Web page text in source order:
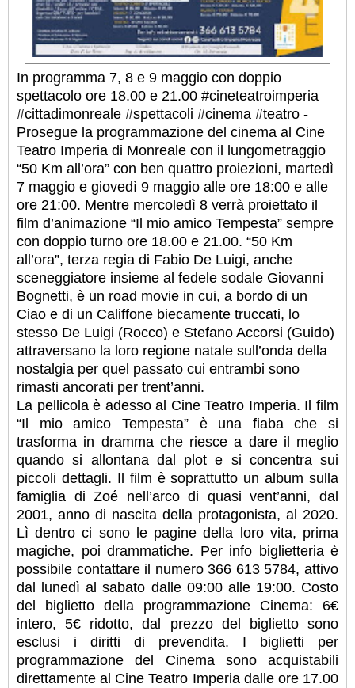
In programma 7, 8 e 9 maggio con doppio
spettacolo ore 18.00 e 21.00 #cineteatroimperia
#cittadimonreale #spettacoli #cinema #teatro -
Prosegue la programmazione del cinema al Cine
Teatro Imperia di Monreale con il lungometraggio
“50 Km all’ora” con ben quattro proiezioni, martedì
7 maggio e giovedì 9 maggio alle ore 18:00 e alle
ore 21:00. Mentre mercoledì 8 verrà proiettato il
film d’animazione “Il mio amico Tempesta” sempre
con doppio turno ore 18.00 e 21.00. “50 Km
all’ora”, terza regia di Fabio De Luigi, anche
sceneggiatore insieme al fedele sodale Giovanni
Bognetti, è un road movie in cui, a bordo di un
Ciao e di un Califfone biecamente truccati, lo
stesso De Luigi (Rocco) e Stefano Accorsi (Guido)
attraversano la loro regione natale sull’onda della
nostalgia per quel passato cui entrambi sono
rimasti ancorati per trent’anni.
La pellicola è adesso al Cine Teatro Imperia. Il film
“Il mio amico Tempesta” è una fiaba che si
trasforma in dramma che riesce a dare il meglio
quando si allontana dal plot e si concentra sui
piccoli dettagli. Il film è soprattutto un album sulla
famiglia di Zoé nell’arco di quasi vent’anni, dal
2001, anno di nascita della protagonista, al 2020.
Lì dentro ci sono le pagine della loro vita, prima
magiche, poi drammatiche. Per info biglietteria è
possibile contattare il numero 366 613 5784, attivo
dal lunedì al sabato dalle 09:00 alle 19:00. Costo
del biglietto della programmazione Cinema: 6€
intero, 5€ ridotto, dal prezzo del biglietto sono
esclusi i diritti di prevendita. I biglietti per
programmazione del Cinema sono acquistabili
direttamente al Cine Teatro Imperia dalle ore 17.00